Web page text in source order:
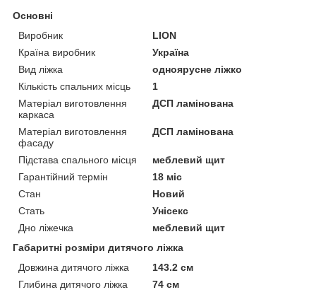
Основні
Виробник
LION
Країна виробник
Україна
Вид ліжка
одноярусне ліжко
Кількість спальних місць
1
Матеріал виготовлення
каркаса
ДСП ламінована
Матеріал виготовлення
фасаду
ДСП ламінована
Підстава спального місця
меблевий щит
Гарантійний термін
18 міс
Стан
Новий
Стать
Унісекс
Дно ліжечка
меблевий щит
Габаритні розміри дитячого ліжка
Довжина дитячого ліжка
143.2 см
Глибина дитячого ліжка
74 см